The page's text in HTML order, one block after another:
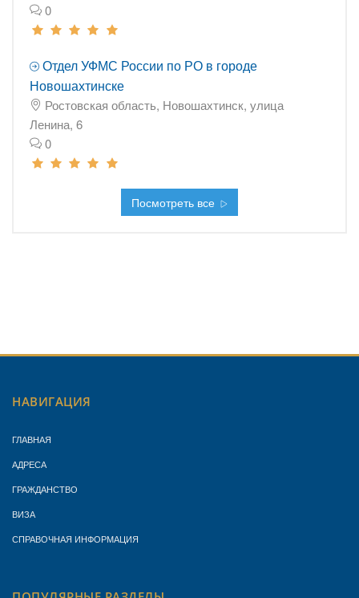
0
Отдел УФМС России по РО в городе
Новошахтинске
Ростовская область, Новошахтинск, улица
Ленина, 6
0
Посмотреть все
НАВИГАЦИЯ
ГЛАВНАЯ
АДРЕСА
ГРАЖДАНСТВО
ВИЗА
СПРАВОЧНАЯ ИНФОРМАЦИЯ